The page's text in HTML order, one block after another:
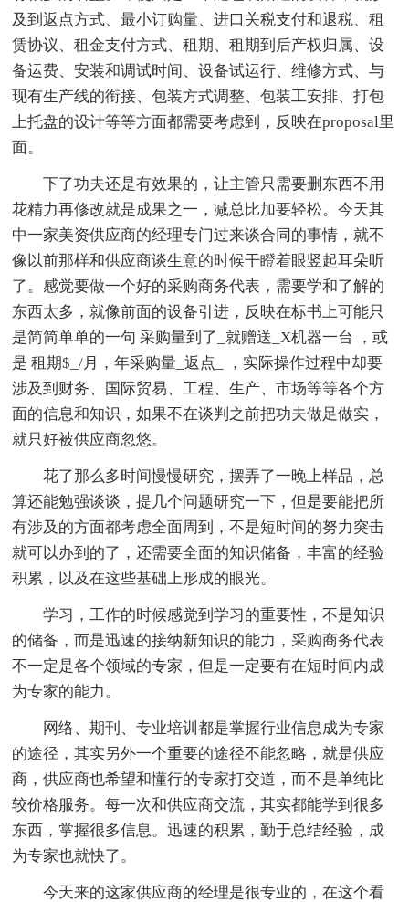
及到返点方式、最小订购量、进口关税支付和退税、租
赁协议、租金支付方式、租期、租期到后产权归属、设
备运费、安装和调试时间、设备试运行、维修方式、与
现有生产线的衔接、包装方式调整、包装工安排、打包
上托盘的设计等等方面都需要考虑到，反映在proposal里
面。
下了功夫还是有效果的，让主管只需要删东西不用
花精力再修改就是成果之一，减总比加要轻松。今天其
中一家美资供应商的经理专门过来谈合同的事情，就不
像以前那样和供应商谈生意的时候干瞪着眼竖起耳朵听
了。感觉要做一个好的采购商务代表，需要学和了解的
东西太多，就像前面的设备引进，反映在标书上可能只
是简简单单的一句 采购量到了_就赠送_X机器一台 ，或
是 租期$_/月，年采购量_返点_ ，实际操作过程中却要
涉及到财务、国际贸易、工程、生产、市场等等各个方
面的信息和知识，如果不在谈判之前把功夫做足做实，
就只好被供应商忽悠。
花了那么多时间慢慢研究，摆弄了一晚上样品，总
算还能勉强谈谈，提几个问题研究一下，但是要能把所
有涉及的方面都考虑全面周到，不是短时间的努力突击
就可以办到的了，还需要全面的知识储备，丰富的经验
积累，以及在这些基础上形成的眼光。
学习，工作的时候感觉到学习的重要性，不是知识
的储备，而是迅速的接纳新知识的能力，采购商务代表
不一定是各个领域的专家，但是一定要有在短时间内成
为专家的能力。
网络、期刊、专业培训都是掌握行业信息成为专家
的途径，其实另外一个重要的途径不能忽略，就是供应
商，供应商也希望和懂行的专家打交道，而不是单纯比
较价格服务。每一次和供应商交流，其实都能学到很多
东西，掌握很多信息。迅速的积累，勤于总结经验，成
为专家也就快了。
今天来的这家供应商的经理是很专业的，在这个看